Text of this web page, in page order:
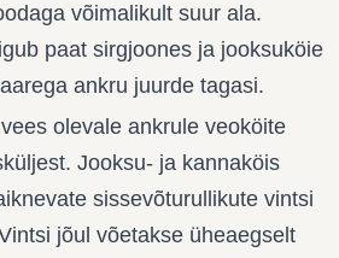
võimalikult suur ala.
paat sirgjoones ja jooksuköie
ankru juurde tagasi.
olevale ankrule veoköite
Jooksu- ja kannaköis
sissevõturullikute vintsi
jõul võetakse üheaegselt